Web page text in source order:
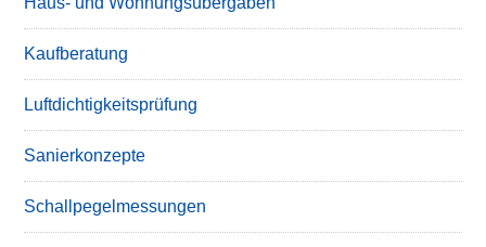
Kaufberatung
Luftdichtigkeitsprüfung
Sanierkonzepte
Schallpegelmessungen